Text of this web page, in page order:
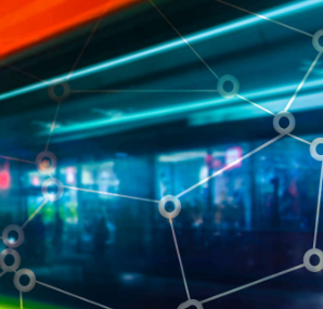
E
ericsson